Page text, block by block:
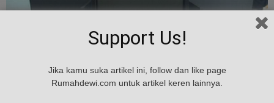
Support Us!
Jika kamu suka artikel ini, follow dan like page
Rumahdewi.com untuk artikel keren lainnya.